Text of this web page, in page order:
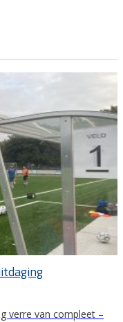
verre van compleet –